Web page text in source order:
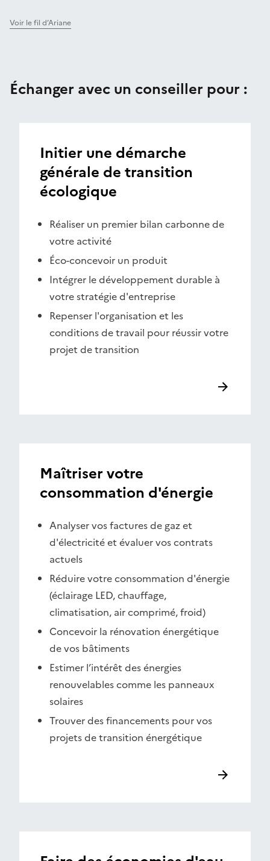
Voir le fil d’Ariane
Échanger avec un conseiller pour :
Initier une démarche
générale de transition
écologique
Réaliser un premier bilan carbonne de
votre activité
Éco-concevoir un produit
Intégrer le développement durable à
votre stratégie d'entreprise
Repenser l'organisation et les
conditions de travail pour réussir votre
projet de transition
Maîtriser votre
consommation d'énergie
Analyser vos factures de gaz et
d'électricité et évaluer vos contrats
actuels
Réduire votre consommation d'énergie
(éclairage LED, chauffage,
climatisation, air comprimé, froid)
Concevoir la rénovation énergétique
de vos bâtiments
Estimer l’intérêt des énergies
renouvelables comme les panneaux
solaires
Trouver des financements pour vos
projets de transition énergétique